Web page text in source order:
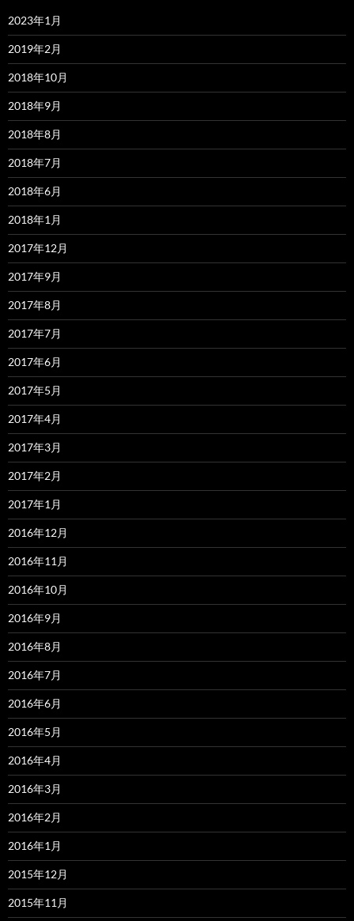
2023年1月
2019年2月
2018年10月
2018年9月
2018年8月
2018年7月
2018年6月
2018年1月
2017年12月
2017年9月
2017年8月
2017年7月
2017年6月
2017年5月
2017年4月
2017年3月
2017年2月
2017年1月
2016年12月
2016年11月
2016年10月
2016年9月
2016年8月
2016年7月
2016年6月
2016年5月
2016年4月
2016年3月
2016年2月
2016年1月
2015年12月
2015年11月